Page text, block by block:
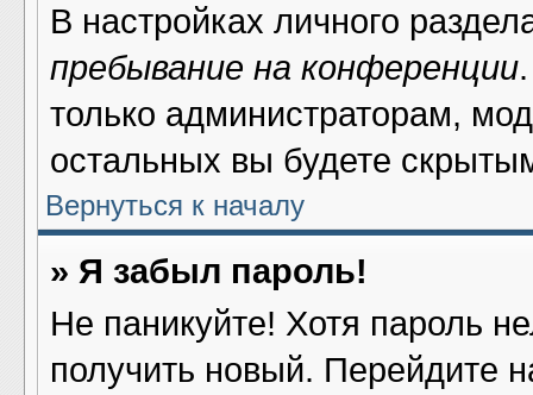
В настройках личного
пребывание на конференции
только администраторам,
остальных вы будете
Вернуться к началу
» Я забыл пароль!
Не паникуйте! Хотя пароль
получить новый. Перейдите